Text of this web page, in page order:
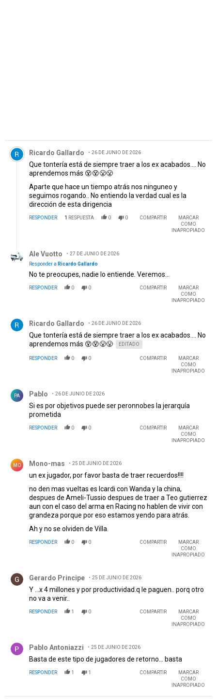
Comentario de Ricardo Gallardo.
Ricardo Gallardo 26 DE JUNIO DE 2026
Que tontería está de siempre traer a los ex acabados.... No
aprendemos más 😵😵😤😤
Aparte que hace un tiempo atrás nos ninguneo y
seguimos rogando.. No entiendo la verdad cual es la
dirección de esta dirigencia
RESPONDER 1 RESPUESTA 0 0 COMPARTIR
MARCAR
COMO
INAPROPIADO
Ale Vuotto
27 DE JUNIO DE 2026
Responder a Ricardo Gallardo
No te preocupes, nadie lo entiende. Veremos...
RESPONDER 0 0 COMPARTIR
MARCAR
COMO
INAPROPIADO
Ricardo Gallardo 26 DE JUNIO DE 2026
Que tontería está de siempre traer a los ex acabados.... No
aprendemos más 😵😵😤😤
EDITADO
RESPONDER 0 0 COMPARTIR
MARCAR
COMO
INAPROPIADO
PA Pablo 26 DE JUNIO DE 2026
Si es por objetivos puede ser peronnobes la jerarquía
prometida
RESPONDER 0 0 COMPARTIR
MARCAR
COMO
INAPROPIADO
MO Mono-mas 25 DE JUNIO DE 2026
un ex jugador, por favor basta de traer recuerdos!!!!
no den mas vueltas es Icardi con Wanda y la china,
despues de Ameli-Tussio despues de traer a Teo gutierrez
aun con el caso del arma en Racing no hablen de vivir con
grandeza porque por eso estamos yendo para atrás.
Ah y no se olviden de Villa.
RESPONDER 0 0 COMPARTIR
MARCAR
COMO
INAPROPIADO
Gerardo Principe 25 DE JUNIO DE 2026
Y ...x 4 millones y por productividad.q le paguen.. porq otro
no va a venir..
RESPONDER 1 0 COMPARTIR
MARCAR
COMO
INAPROPIADO
Pablo Antoniazzi 25 DE JUNIO DE 2026
Basta de este tipo de jugadores de retorno... basta
RESPONDER 1 1 COMPARTIR
MARCAR
COMO
INAPROPIADO